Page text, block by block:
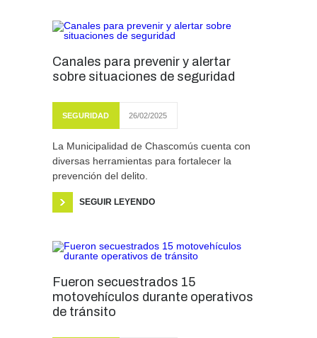
Canales para prevenir y alertar
sobre situaciones de seguridad
SEGURIDAD 26/02/2025
La Municipalidad de Chascomús cuenta con
diversas herramientas para fortalecer la
prevención del delito.
SEGUIR LEYENDO
Fueron secuestrados 15
motovehículos durante operativos
de tránsito